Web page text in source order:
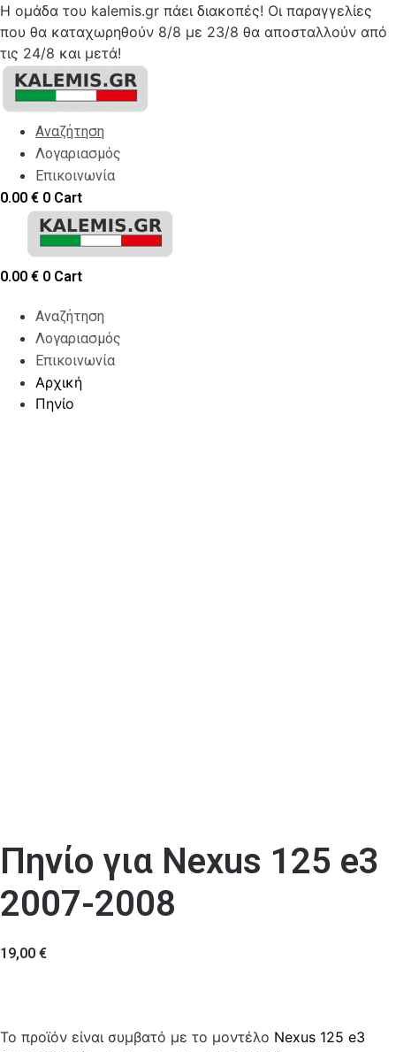
Η ομάδα του kalemis.gr πάει διακοπές! Οι παραγγελίες
που θα καταχωρηθούν 8/8 με 23/8 θα αποσταλλούν από
τις 24/8 και μετά!
Skip
content
Αναζήτηση
Λογαριασμός
Επικοινωνία
0.00 € 0 Cart
0.00 € 0 Cart
Αναζήτηση
Λογαριασμός
Επικοινωνία
Αρχική
Πηνίο
Πηνίο για Nexus 125 e3
2007-2008
19,00 €
Το προϊόν είναι συμβατό με το μοντέλο Nexus 125 e3